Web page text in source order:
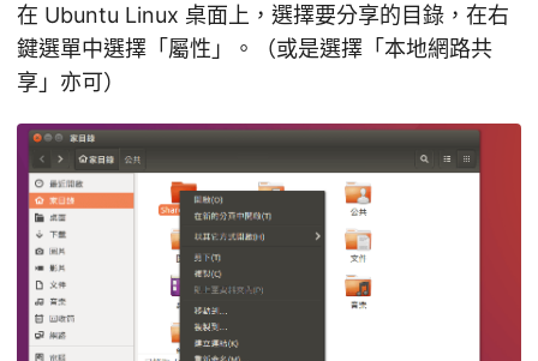
在 Ubuntu Linux 桌面上，選擇要分享的目錄，在右
鍵選單中選擇「屬性」。（或是選擇「本地網路共
享」亦可）